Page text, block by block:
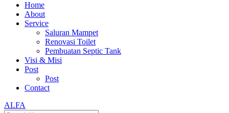
Home
About
Service
Saluran Mampet
Renovasi Toilet
Pembuatan Septic Tank
Visi & Misi
Post
Post
Contact
ALFA